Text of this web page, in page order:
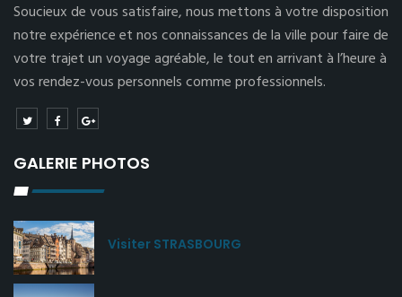
Soucieux de vous satisfaire, nous mettons à votre disposition
notre expérience et nos connaissances de la ville pour faire de
votre trajet un voyage agréable, le tout en arrivant à l’heure à
vos rendez-vous personnels comme professionnels.
GALERIE PHOTOS
Visiter STRASBOURG